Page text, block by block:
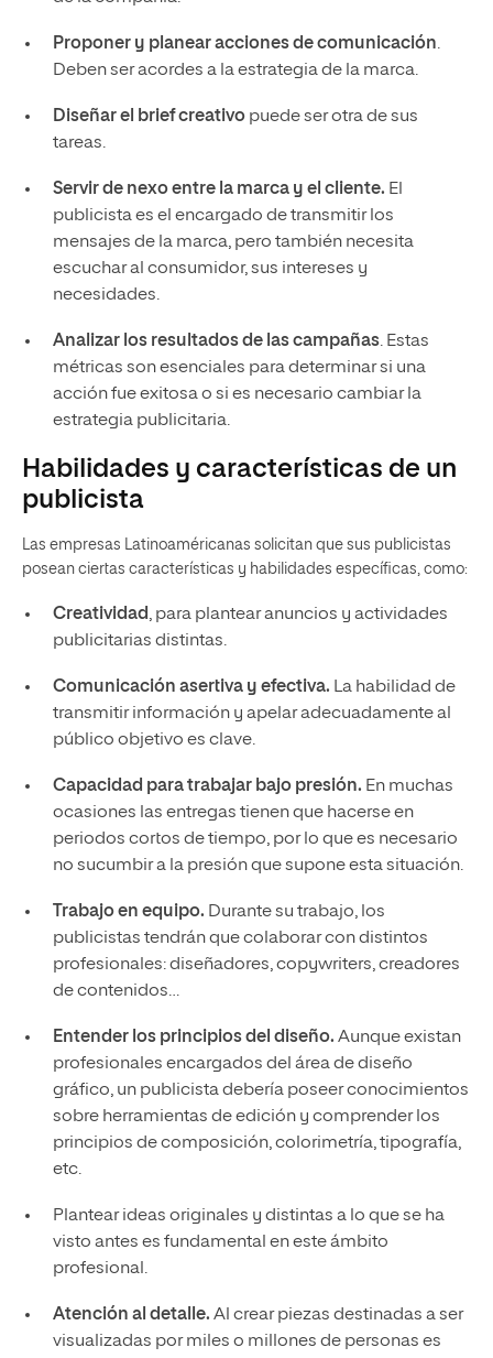
Proponer y planear acciones de comunicación.
Deben ser acordes a la estrategia de la marca.
Diseñar el brief creativopuede ser otra de sus
tareas.
Servir de nexo entre la marca y el cliente. El
publicista es el encargado de transmitir los
mensajes de la marca, pero también necesita
escuchar al consumidor, sus intereses y
necesidades.
Analizar los resultados de las campañas. Estas
métricas son esenciales para determinar si una
acción fue exitosa o si es necesario cambiar la
estrategia publicitaria.
Habilidades y características de un
publicista
Las empresas Latinoaméricanas solicitan que sus publicistas
posean ciertas características y habilidades específicas, como:
Creatividad, para plantear anuncios y actividades
publicitarias distintas.
Comunicación asertiva y efectiva. La habilidad de
transmitir información y apelar adecuadamente al
público objetivo es clave.
Capacidad para trabajar bajo presión. En muchas
ocasiones las entregas tienen que hacerse en
periodos cortos de tiempo, por lo que es necesario
no sucumbir a la presión que supone esta situación.
Trabajo en equipo. Durante su trabajo, los
publicistas tendrán que colaborar con distintos
profesionales: diseñadores, copywriters, creadores
de contenidos…
Entender los principios del diseño. Aunque existan
profesionales encargados del área de diseño
gráfico, un publicista debería poseer conocimientos
sobre herramientas de edición y comprender los
principios de composición, colorimetría, tipografía,
etc.
Plantear ideas originales y distintas a lo que se ha
visto antes es fundamental en este ámbito
profesional.
Atención al detalle. Al crear piezas destinadas a ser
visualizadas por miles o millones de personas es